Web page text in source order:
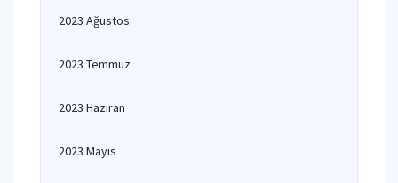
2023 Ağustos
2023 Temmuz
2023 Haziran
2023 Mayıs